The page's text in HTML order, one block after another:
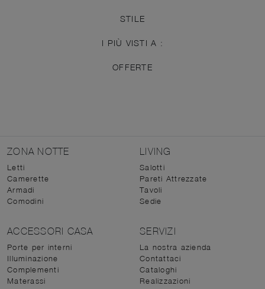
STILE
I PIÙ VISTI A :
OFFERTE
ZONA NOTTE
Letti
Camerette
Armadi
Comodini
LIVING
Salotti
Pareti Attrezzate
Tavoli
Sedie
ACCESSORI CASA
Porte per interni
Illuminazione
Complementi
Materassi
SERVIZI
La nostra azienda
Contattaci
Cataloghi
Realizzazioni